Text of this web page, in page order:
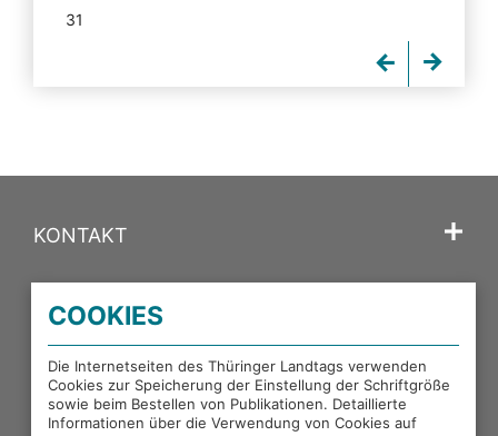
31
KONTAKT
PORTALE DES THÜRINGER LANDTAGS
EXTERNE LINKS
COOKIES
Die Internetseiten des Thüringer Landtags verwenden
Cookies zur Speicherung der Einstellung der Schriftgröße
sowie beim Bestellen von Publikationen. Detaillierte
Informationen über die Verwendung von Cookies auf